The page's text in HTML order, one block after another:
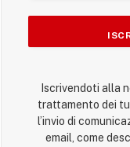
Iscrivendoti alla
trattamento dei
l’invio di
email, come